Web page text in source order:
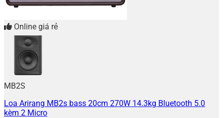
Online giá rẻ
MB2S
Loa Arirang MB2s bass 20cm 270W 14.3kg Bluetooth 5.0
kèm 2 Micro